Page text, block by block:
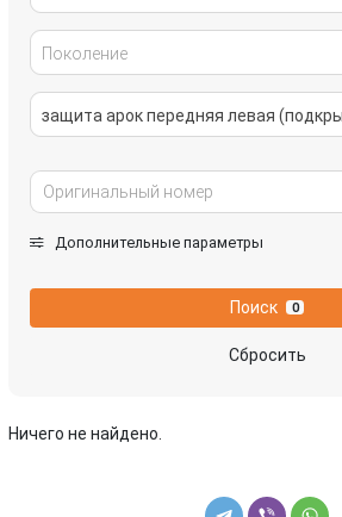
Поколение
защита арок передняя левая
Дополнительные параметры
Поиск 0
Сбросить
Ничего не найдено.